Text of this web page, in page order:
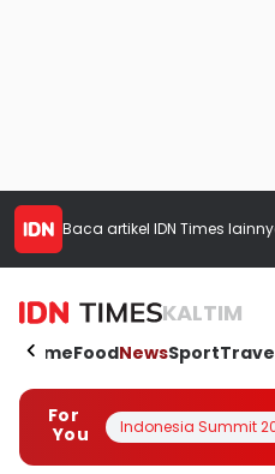
Baca artikel IDN Times
KALTIM
HomeFoodNewsSport
For
You
Indonesia Summit